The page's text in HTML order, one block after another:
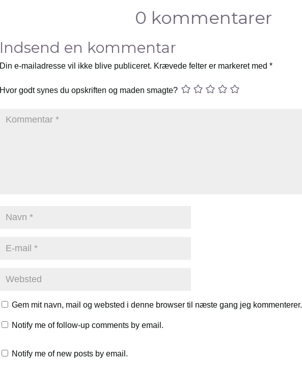
0 kommentarer
Indsend en kommentar
Din e-mailadresse vil ikke blive publiceret. Krævede felter er markeret med *
Hvor godt synes du opskriften og maden smagte?
Gem mit navn, mail og websted i denne browser til næste gang jeg kommenterer.
Notify me of follow-up comments by email.
Notify me of new posts by email.